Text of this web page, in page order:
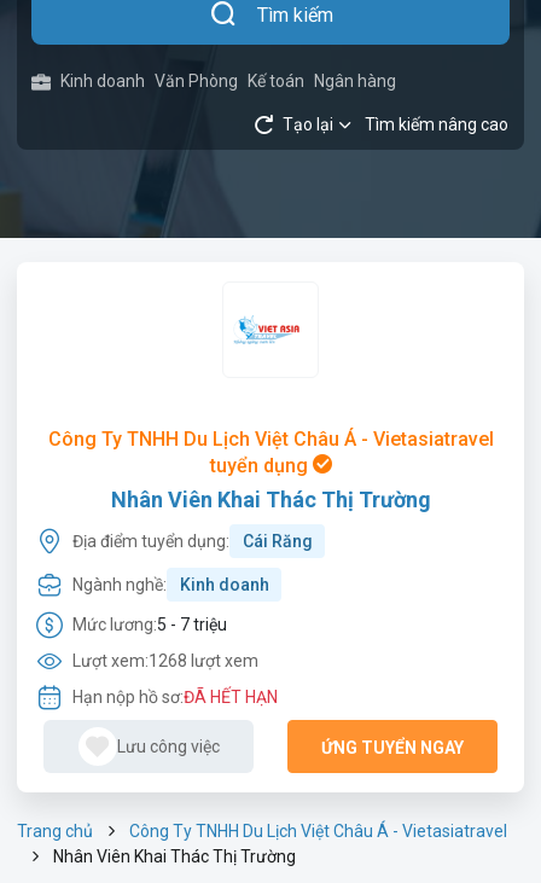
Tìm kiếm
Kinh doanh Văn Phòng Kế toán Ngân hàng
Tạo lại Tìm kiếm nâng cao
Công Ty TNHH Du Lịch Việt Châu Á - Vietasiatravel
tuyển dụng
Nhân Viên Khai Thác Thị Trường
Địa điểm tuyển dụng: Cái Răng
Ngành nghề: Kinh doanh
Mức lương:5 - 7 triệu
Lượt xem:1268 lượt xem
Hạn nộp hồ sơ:ĐÃ HẾT HẠN
Lưu công việc ỨNG TUYỂN NGAY
Trang chủ
Công Ty TNHH Du Lịch Việt Châu Á - Vietasiatravel
Nhân Viên Khai Thác Thị Trường